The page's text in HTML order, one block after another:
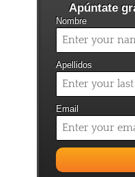
Apúntate
Nombre
Apellidos
Email